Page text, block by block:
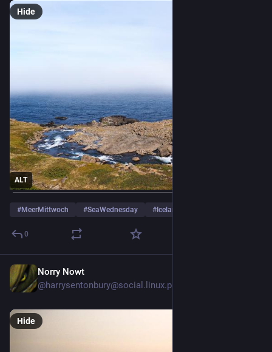
ALT
Hide
#MeerMittwoch #SeaWednesday #Iceland
0
Norry Nowt
@harrysentonbury@social.linux.pizza
Hide